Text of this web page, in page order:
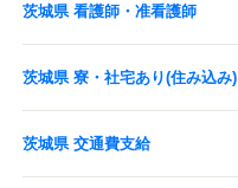
茨城県 看護師・准看護師
茨城県 寮・社宅あり(住み込み)
茨城県 交通費支給